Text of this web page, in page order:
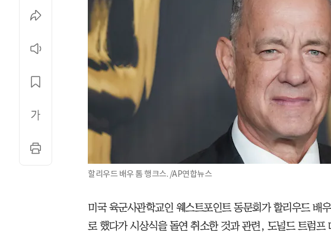
할리우드 배우 톰 행크스. /AP연합뉴스
미국 육군사관학교인 웨스트포인트 동문회가 할리우드 배
로 했다가 시상식을 돌연 취소한 것과 관련, 도널드 트럼프